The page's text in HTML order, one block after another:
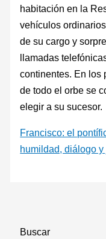
habitación en la
vehículos
de su cargo y
llamadas
continentes. En los
de todo el orbe se
elegir a su sucesor.
Francisco: el
humildad, diálogo
Buscar